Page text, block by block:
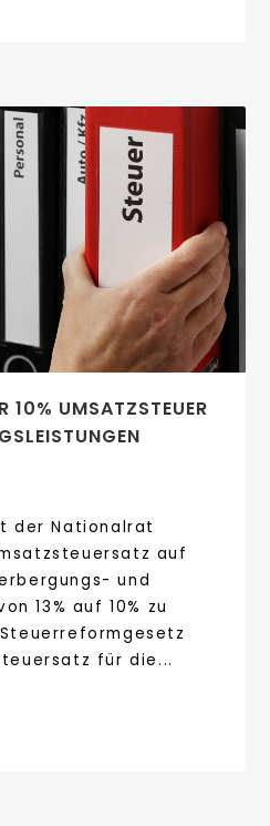
10% UMSATZSTEUER
der Nationalrat
auf
und
13% auf 10% zu
für die...